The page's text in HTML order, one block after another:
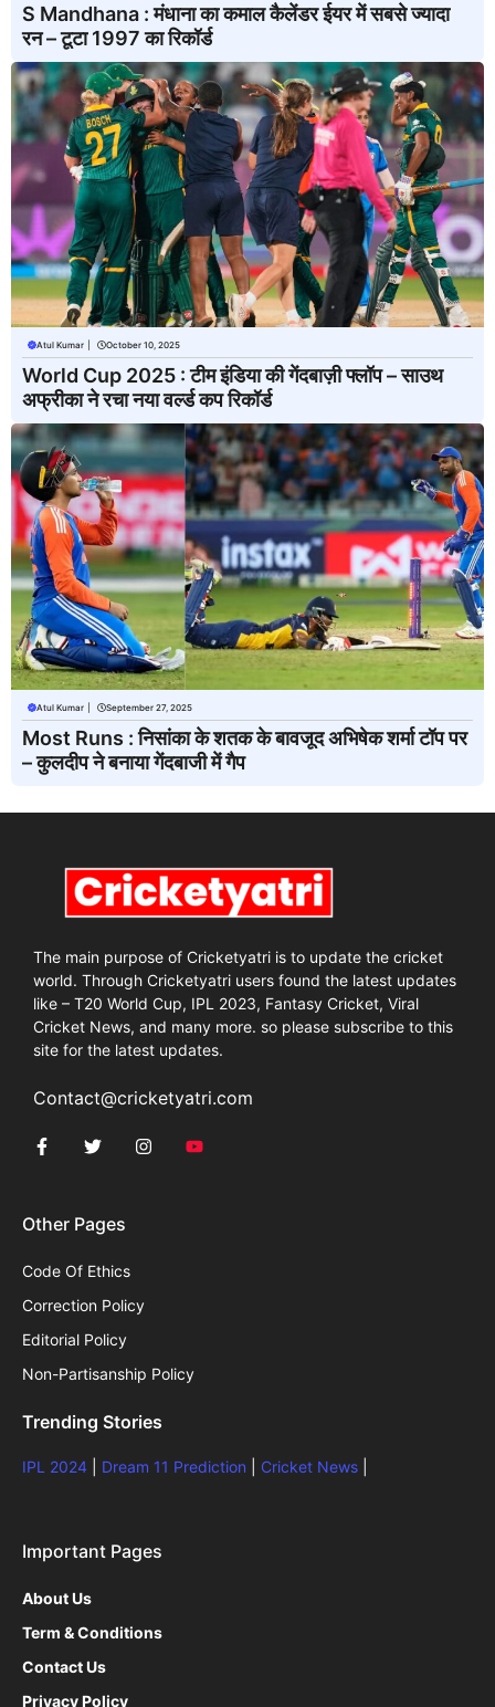
S Mandhana : मंधाना का कमाल कैलेंडर ईयर में सबसे ज्यादा
रन – टूटा 1997 का रिकॉर्ड
Atul Kumar October 10, 2025
World Cup 2025 : टीम इंडिया की गेंदबाज़ी फ्लॉप – साउथ
अफ्रीका ने रचा नया वर्ल्ड कप रिकॉर्ड
Atul Kumar September 27, 2025
Most Runs : निसांका के शतक के बावजूद अभिषेक शर्मा टॉप पर
– कुलदीप ने बनाया गेंदबाजी में गैप
The main purpose of Cricketyatri is to update the cricket
world. Through Cricketyatri users found the latest updates
like – T20 World Cup, IPL 2023, Fantasy Cricket, Viral
Cricket News, and many more. so please subscribe to this
site for the latest updates.
Contact@cricketyatri.com
Other Pages
Code Of Ethics
Correction Policy
Editorial Policy
Non-Partisanship Policy
Trending Stories
IPL 2024 Dream 11 Prediction Cricket News
Important Pages
About Us
Term & Conditions
Contact Us
Privacy Policy